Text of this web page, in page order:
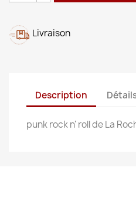
Livraison
Description
punk rock n' roll de La